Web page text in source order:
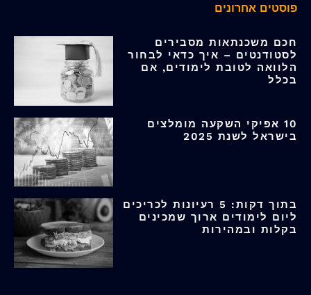
פוסטים אחרונים
חכם משכנתאות מסבירים
לסטודנטים – איך כדאי לבחור
הלוואה לטובת לימודים, אם
בכלל
10 אפיקי השקעה מומלצים
בישראל לשנת 2025
בתוך דקות: 5 רעיונות לכריכים
ליום לימודים ארוך שמכינים
בקלות ובמהירות